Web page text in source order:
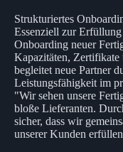
Strukturiertes
Essenziell zur
Onboarding neuer
Kapazitäten, Zertifikate
begleitet neue Partner
Leistungsfähigkeit im
"Wir sehen unsere
bloße Lieferanten.
sicher, dass wir
unserer Kunden